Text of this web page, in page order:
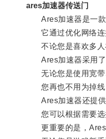
ares加速器传送门
Ares加速器是一款
它通过优化网络连
不论您是喜欢多人
Ares加速器采用了
无论您是使用宽带
您再也不用为掉线
Ares加速器还提供
您可以根据需要选
更重要的是，Ares